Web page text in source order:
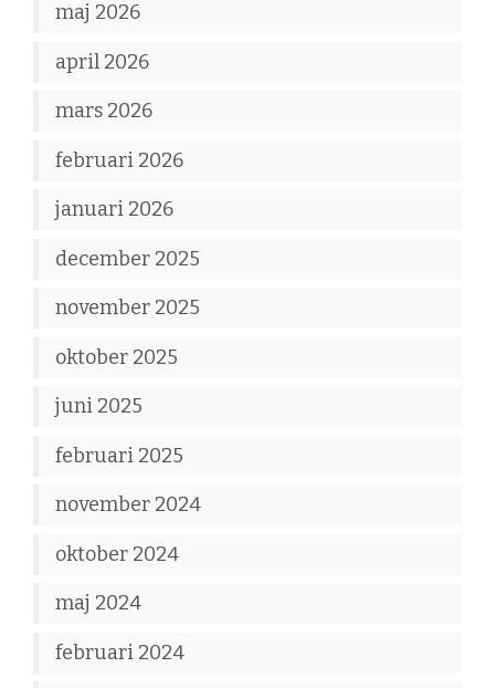
maj 2026
april 2026
mars 2026
februari 2026
januari 2026
december 2025
november 2025
oktober 2025
juni 2025
februari 2025
november 2024
oktober 2024
maj 2024
februari 2024